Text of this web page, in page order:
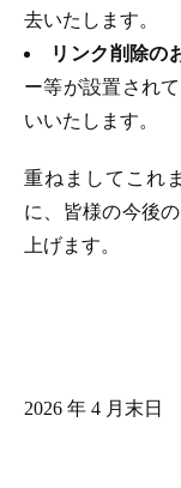
去いたします。
リンク削除の
ー等が設置され
いいたします。
重ねましてこれ
に、皆様の今後
上げます。
2026 年 4 月末日